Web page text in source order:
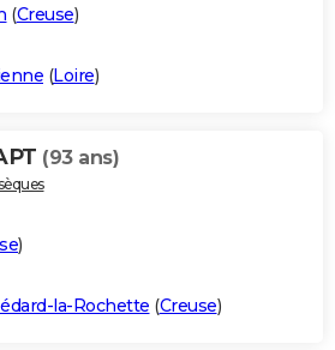
(Creuse)
(Loire)
(93 ans)
)
la-Rochette (Creuse)